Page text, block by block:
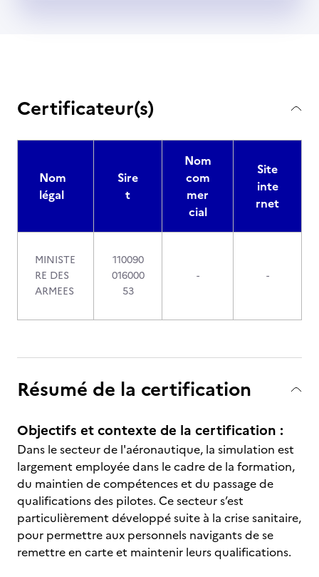
Certificateur(s)
Nom
légal
Sire
t
Nom
com
mer
cial
Site
inte
rnet
MINISTE
RE DES
ARMEES
110090
016000
53
- -
Résumé de la certification
Objectifs et contexte de la certification :
Dans le secteur de l'aéronautique, la simulation est
largement employée dans le cadre de la formation,
du maintien de compétences et du passage de
qualifications des pilotes. Ce secteur s’est
particulièrement développé suite à la crise sanitaire,
pour permettre aux personnels navigants de se
remettre en carte et maintenir leurs qualifications.